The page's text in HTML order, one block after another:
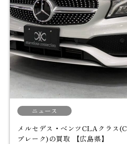
ニュース
メルセデス・ベンツCLAクラス
ブレーク)の買取 【広島県】